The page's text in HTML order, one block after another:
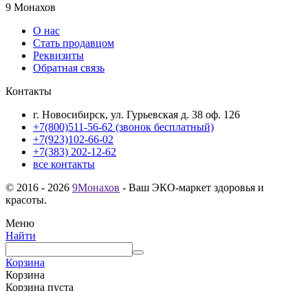
9 Монахов
О нас
Стать продавцом
Реквизиты
Обратная связь
Контакты
г. Новосибирск, ул. Гурьевская д. 38 оф. 126
+7(800)511-56-62 (звонок бесплатный)
+7(923)102-66-02
+7(383) 202-12-62
все контакты
© 2016 - 2026 9Монахов - Ваш ЭКО-маркет здоровья и
красоты.
Меню
Найти
Корзина
Корзина
Корзина пуста